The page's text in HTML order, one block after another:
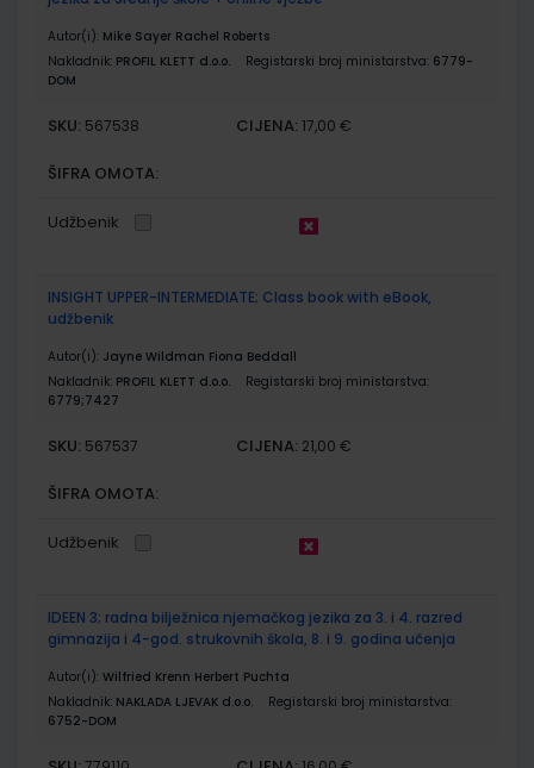
Autor(i): Mike Sayer Rachel Roberts
Nakladnik: PROFIL KLETT d.o.o. Registarski broj ministarstva: 6779-
DOM
SKU: 567538 CIJENA: 17,00 €
ŠIFRA OMOTA:
Udžbenik
INSIGHT UPPER-INTERMEDIATE; Class book with eBook,
udžbenik
Autor(i): Jayne Wildman Fiona Beddall
Nakladnik: PROFIL KLETT d.o.o.
Registarski broj ministarstva:
6779;7427
SKU: 567537 CIJENA: 21,00 €
ŠIFRA OMOTA:
Udžbenik
IDEEN 3; radna bilježnica njemačkog jezika za 3. i 4. razred
gimnazija i 4-god. strukovnih škola, 8. i 9. godina učenja
Autor(i): Wilfried Krenn Herbert Puchta
Nakladnik: NAKLADA LJEVAK d.o.o.
Registarski broj ministarstva:
6752-DOM